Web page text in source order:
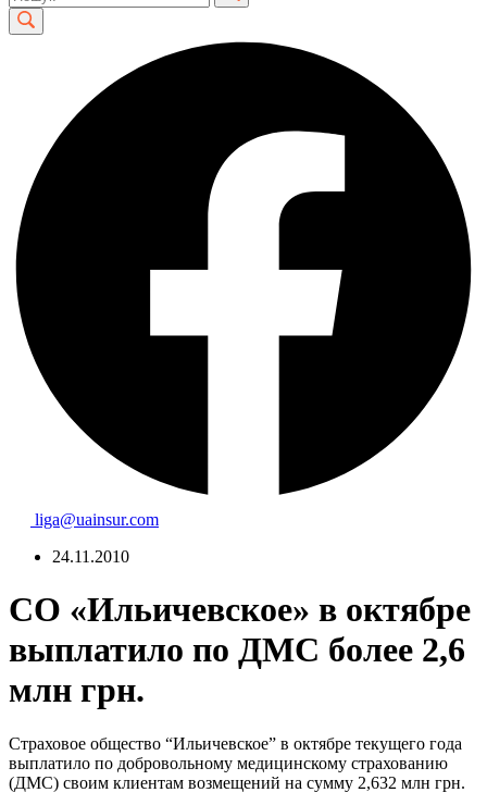
liga@uainsur.com
24.11.2010
СО «Ильичевское» в октябре
выплатило по ДМС более 2,6
млн грн.
Страховое общество “Ильичевское” в октябре текущего года
выплатило по добровольному медицинскому страхованию
(ДМС) своим клиентам возмещений на сумму 2,632 млн грн.